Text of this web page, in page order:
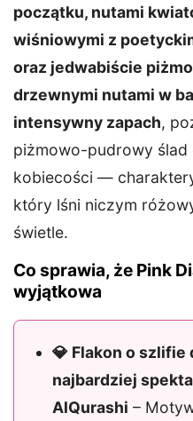
początku, nutami
wiśniowymi z
oraz jedwabiście
drzewnymi nutami w
intensywny zapach,
piżmowo-pudrowy ślad
kobiecości —
który lśni niczym
świetle.
Co sprawia, że Pink
wyjątkowa
💎 Flakon o szlifie
najbardziej
AlQurashi –